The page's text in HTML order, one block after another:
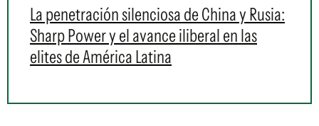
La penetración silenciosa de China y Rusia:
Sharp Power y el avance iliberal en las
elites de América Latina